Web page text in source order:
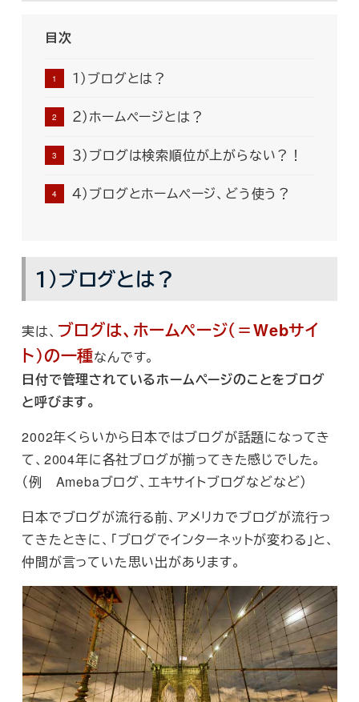
目次
１）ブログとは？
２）ホームページとは？
３）ブログは検索順位が上がらない？！
４）ブログとホームページ、どう使う？
１）ブログとは？
実は、 ブログは、ホームページ（＝Webサイ
ト）の一種なんです。
日付で管理されているホームページのことをブログ
と呼びます。
2002年くらいから日本ではブログが話題になってき
て、2004年に各社ブログが揃ってきた感じでした。
（例 Amebaブログ、エキサイトブログなどなど）
日本でブログが流行る前、アメリカでブログが流行っ
てきたときに、「ブログでインターネットが変わる」と、
仲間が言っていた思い出があります。